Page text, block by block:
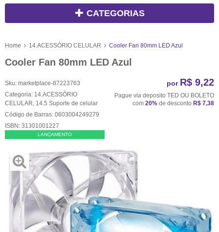
CATEGORIAS
Home 14.ACESSÓRIO CELULAR Cooler Fan 80mm LED Azul
Cooler Fan 80mm LED Azul
Sku: marketplace-87223763
Categoria: 14.ACESSÓRIO
CELULAR 14.5 Suporte de celular
Código de Barras: 0603004249279
ISBN: 31301001227
LANÇAMENTO
por R$ 9,22
Pague via deposito TED OU BOLETO
com 20% de desconto R$ 7,38